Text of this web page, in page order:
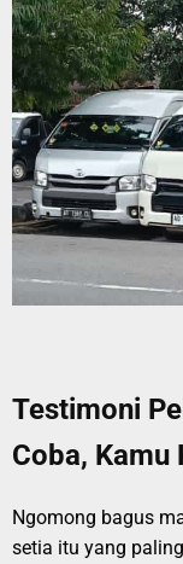
Testimoni
Coba, Kamu
Ngomong bagus
setia itu yang